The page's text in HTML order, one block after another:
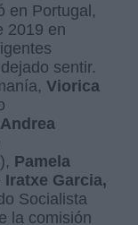
en Portugal,
2019 en
sentir.
Viorica
Andrea
Pamela
Iratxe Garcia,
Socialista
la comisión